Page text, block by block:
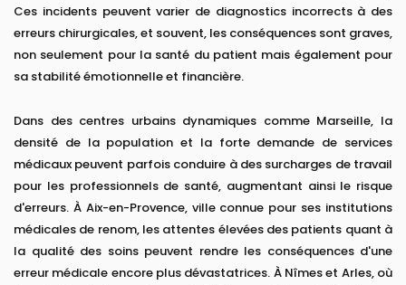
Ces incidents peuvent varier de diagnostics incorrects à des
erreurs chirurgicales, et souvent, les conséquences sont graves,
non seulement pour la santé du patient mais également pour
sa stabilité émotionnelle et financière.
Dans des centres urbains dynamiques comme Marseille, la
densité de la population et la forte demande de services
médicaux peuvent parfois conduire à des surcharges de travail
pour les professionnels de santé, augmentant ainsi le risque
d'erreurs. À Aix-en-Provence, ville connue pour ses institutions
médicales de renom, les attentes élevées des patients quant à
la qualité des soins peuvent rendre les conséquences d'une
erreur médicale encore plus dévastatrices. À Nîmes et Arles, où